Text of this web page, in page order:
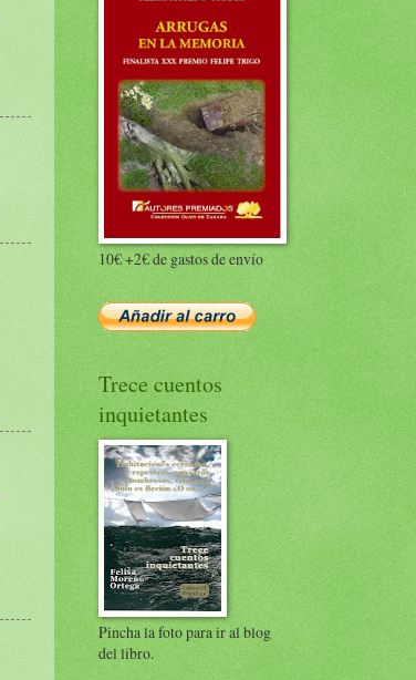
10€ +2€ de gastos de envío
Trece cuentos
inquietantes
Pincha la foto para ir al blog
del libro.